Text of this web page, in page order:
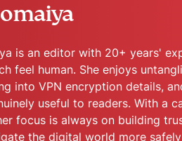
is an editor with 20+ years'
feel human. She enjoys
into VPN encryption details,
useful to readers. With a
focus is always on building
the digital world more